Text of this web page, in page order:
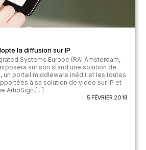
la diffusion sur IP
Systems Europe (RAI Amsterdam,
sur son stand une solution de
un portail middleware inédit et les toutes
à sa solution de vidéo sur IP et
ArtioSign.[...]
5 FÉVRIER 2018